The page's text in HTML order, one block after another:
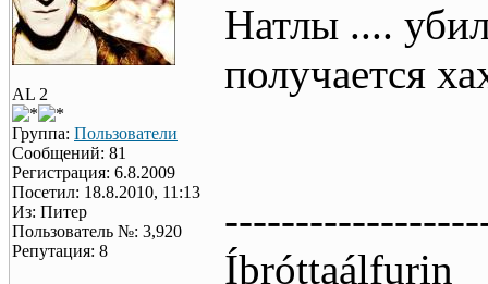
AL 2
Группа: Пользователи
Сообщений: 81
Регистрация: 6.8.2009
Посетил: 18.8.2010, 11:13
Из: Питер
Пользователь №: 3,920
Репутация: 8
Натлы ....
получается
Íþróttaálfurin